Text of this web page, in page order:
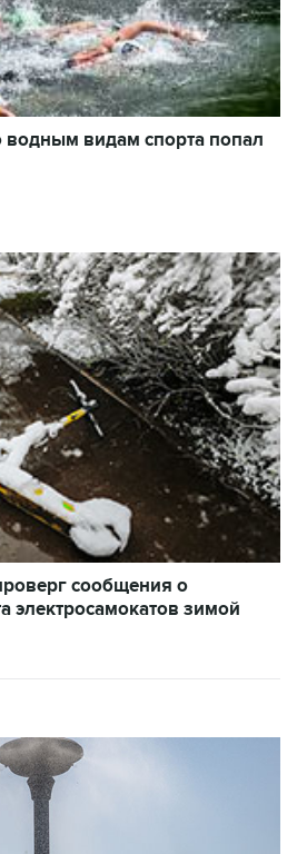
водным видам спорта попал
сообщения о
электросамокатов зимой